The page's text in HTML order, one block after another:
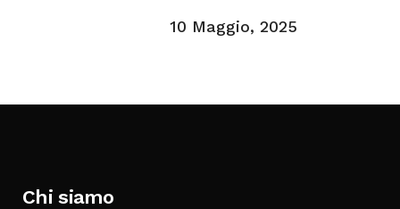
10 Maggio, 2025
Chi siamo